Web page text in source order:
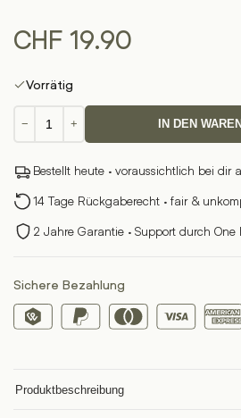
CHF 19.90
Vorrätig
−
Paperbag
2er
Alles
brauchst
+ IN DEN
Bestellt heute · voraussichtlich bei dir
14 Tage Rückgaberecht · fair &
2 Jahre Garantie · Support durch One
Sichere Bezahlung
Produktbeschreibung